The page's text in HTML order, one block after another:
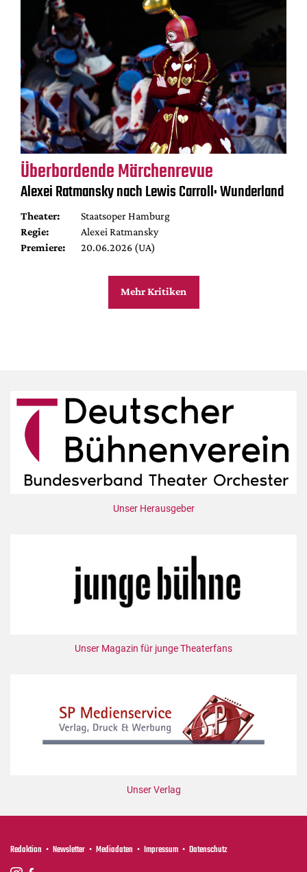
Überbordende Märchenrevue
Alexei Ratmansky nach Lewis Carroll: Wunderland
Theater:
Staatsoper Hamburg
Regie:
Alexei Ratmansky
Premiere:
20.06.2026 (UA)
Mehr Kritiken
Unser Herausgeber
Unser Magazin für junge Theaterfans
Unser Verlag
Redaktion Newsletter Mediadaten Impressum Datenschutz